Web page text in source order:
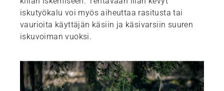
iskutyökalu voi myös aiheuttaa rasitusta tai
vaurioita käyttäjän käsiin ja käsivarsiin suuren
iskuvoiman vuoksi.